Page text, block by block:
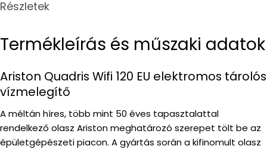
Részletek
Termékleírás és műszaki adatok
Ariston Quadris Wifi 120 EU elektromos tárolós
vízmelegítő
A méltán híres, több mint 50 éves tapasztalattal
rendelkező olasz Ariston meghatározó szerepet tölt be az
épületgépészeti piacon. A gyártás során a kifinomult olasz